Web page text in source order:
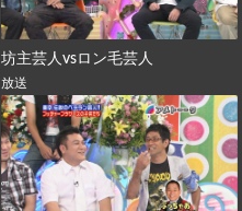
坊主芸人vsロン毛芸人
放送